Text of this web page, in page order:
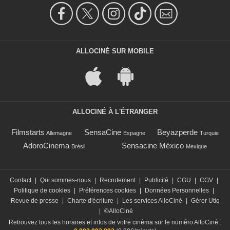
ALLOCINÉ SUR MOBILE
ALLOCINÉ À L'ÉTRANGER
Filmstarts Allemagne SensaCine Espagne Beyazperde Turquie
AdoroCinema Brésil Sensacine México Mexique
Contact Qui sommes-nous Recrutement Publicité CGU CGV
Politique de cookies
Préférences cookies Données Personnelles
Revue de presse
Charte d'écriture Les services AlloCiné
Gérer Utiq
©AlloCiné
Retrouvez tous les horaires et infos de votre cinéma sur le numéro AlloCiné :